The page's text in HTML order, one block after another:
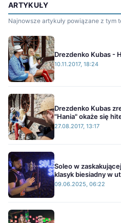
ARTYKUŁY
Najnowsze artykuły powiązane z tym
Drezdenko Kubas -
10.11.2017, 18:24
Drezdenko Kubas
"Hania" okaże się
27.08.2017, 13:17
Soleo w
klasyk biesiadny w
09.06.2025, 06:22